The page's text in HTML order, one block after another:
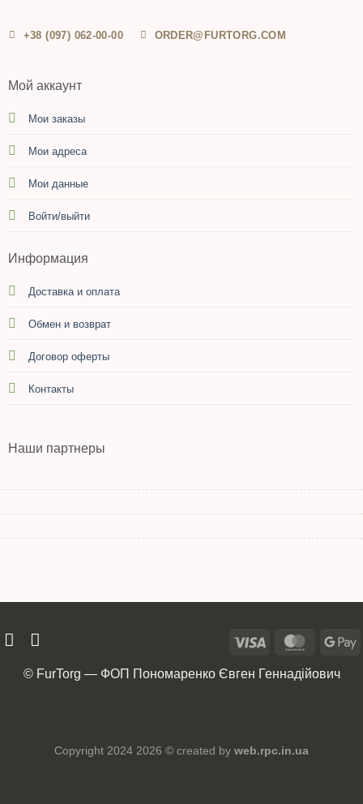
+38 (097) 062-00-00 ORDER@FURTORG.COM
Мой аккаунт
Мои заказы
Мои адреса
Мои данные
Войти/выйти
Информация
Доставка и оплата
Обмен и возврат
Договор оферты
Контакты
Наши партнеры
© FurTorg — ФОП Пономаренко Євген Геннадійович
Copyright 2024 2026 © created by web.rpc.in.ua